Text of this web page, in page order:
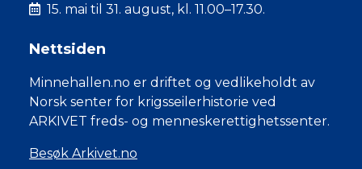
15. mai til 31. august, kl. 11.00–17.30.
Nettsiden
Minnehallen.no er driftet og vedlikeholdt av
Norsk senter for krigsseilerhistorie ved
ARKIVET freds- og menneskerettighetssenter.
Besøk Arkivet.no